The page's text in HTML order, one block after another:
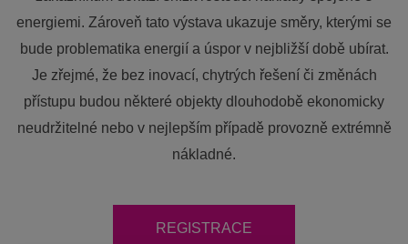
energiemi. Zároveň tato výstava ukazuje směry, kterými se
bude problematika energií a úspor v nejbližší době ubírat.
Je zřejmé, že bez inovací, chytrých řešení či změnách
přístupu budou některé objekty dlouhodobě ekonomicky
neudržitelné nebo v nejlepším případě provozně extrémně
nákladné.
REGISTRACE